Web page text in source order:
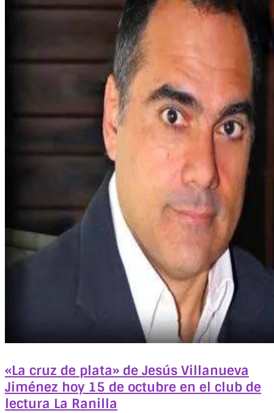
«La cruz de plata» de Jesús Villanueva
Jiménez hoy 15 de octubre en el club de
lectura La Ranilla